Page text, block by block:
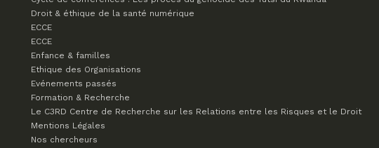
Droit & éthique de la santé numérique
ECCE
ECCE
Enfance & familles
Ethique des Organisations
Evénements passés
Formation & Recherche
Le C3RD Centre de Recherche sur les Relations entre les Risques et le Droit
Mentions Légales
Nos chercheurs